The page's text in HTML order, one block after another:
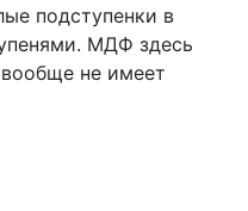
подступенки в
МДФ здесь
не имеет